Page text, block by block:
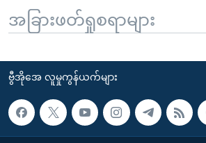
အခြားဖတ်ရှုစရာများ
ဗွီအိုအေ လူမှုကွန်ယက်များ